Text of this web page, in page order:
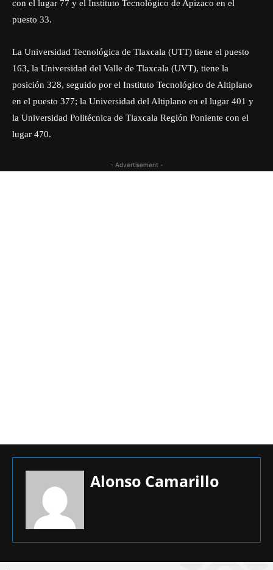
con el lugar 77 y el Instituto Tecnológico de Apizaco en el
puesto 33.
La Universidad Tecnológica de Tlaxcala (UTT) tiene el puesto
163, la Universidad del Valle de Tlaxcala (UVT), tiene la
posición 328, seguido por el Instituto Tecnológico de Altiplano
en el puesto 377; la Universidad del Altiplano en el lugar 401 y
la Universidad Politécnica de Tlaxcala Región Poniente con el
lugar 470.
- Advertisement -
Alonso Camarillo